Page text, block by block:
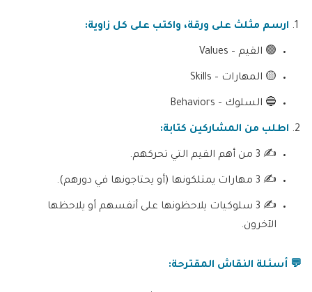
ارسم مثلث على ورقة، واكتب على كل زاوية:
🟢 القيم – Values
🟡 المهارات – Skills
🔵 السلوك – Behaviors
اطلب من المشاركين كتابة:
✍️ 3 من أهم القيم التي تحركهم.
✍️ 3 مهارات يمتلكونها (أو يحتاجونها في دورهم).
✍️ 3 سلوكيات يلاحظونها على أنفسهم أو يلاحظها
الآخرون.
💬 أسئلة النقاش المقترحة: